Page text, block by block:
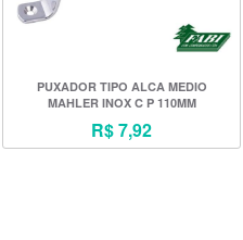
PUXADOR TIPO ALCA MEDIO
MAHLER INOX C P 110MM
R$ 7,92